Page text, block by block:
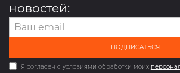
новостей:
ПОДПИСАТЬСЯ
Я согласен с условиями обработки моих